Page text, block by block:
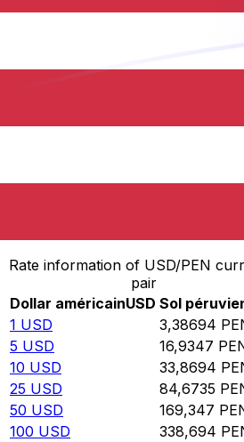
5 PEN 1,47626 USD
500 PEN 147,626 USD
10 000 PEN 2 952,52 USD
Rate information of USD/PEN
pair
Dollar américainUSD Sol
1 USD 3,38694
5 USD 16,9347
10 USD 33,8694
25 USD 84,6735
50 USD 169,347
100 USD 338,694